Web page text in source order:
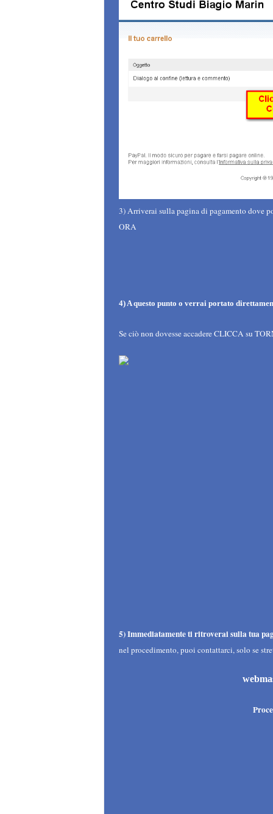
3)Arriverai sulla pagina di pagamento dove
ORA
4) A questo punto o verrai portato
Se ciò non dovesse accadere CLICCA su
5)Immediatamente ti ritroverai sulla tua
nel procedimento, puoi contattarci, solo se